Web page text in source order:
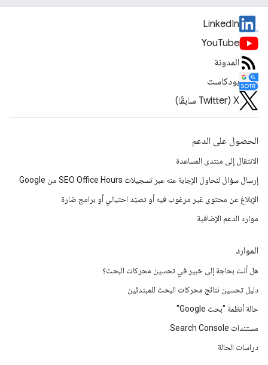
LinkedIn
YouTube
المدونة
بودكاست
‫X ‏(Twitter سابقًا)
الحصول على الدعم
الانتقال إلى منتدى المساعدة
إرسال سؤال لنحاول الإجابة عنه عبر تسجيلات SEO Office Hours من Google
الإبلاغ عن محتوى غير مرغوب فيه أو تصيّد احتيالي أو برامج ضارة
موارد الدعم الإضافية
الموارد
هل أنت بحاجة إلى خبير في تحسين محركات البحث؟
دليل تحسين نتائج محركات البحث للمبتدئين
حالة أنظمة "بحث Google"
مستندات Search Console
دراسات الحالة